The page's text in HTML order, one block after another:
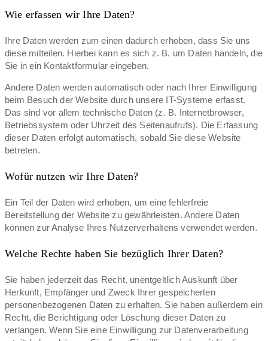
Wie erfassen wir Ihre Daten?
Ihre Daten werden zum einen dadurch erhoben, dass Sie uns
diese mitteilen. Hierbei kann es sich z. B. um Daten handeln, die
Sie in ein Kontaktformular eingeben.
Andere Daten werden automatisch oder nach Ihrer Einwilligung
beim Besuch der Website durch unsere IT-Systeme erfasst.
Das sind vor allem technische Daten (z. B. Internetbrowser,
Betriebssystem oder Uhrzeit des Seitenaufrufs). Die Erfassung
dieser Daten erfolgt automatisch, sobald Sie diese Website
betreten.
Wofür nutzen wir Ihre Daten?
Ein Teil der Daten wird erhoben, um eine fehlerfreie
Bereitstellung der Website zu gewährleisten. Andere Daten
können zur Analyse Ihres Nutzerverhaltens verwendet werden.
Welche Rechte haben Sie bezüglich Ihrer Daten?
Sie haben jederzeit das Recht, unentgeltlich Auskunft über
Herkunft, Empfänger und Zweck Ihrer gespeicherten
personenbezogenen Daten zu erhalten. Sie haben außerdem ein
Recht, die Berichtigung oder Löschung dieser Daten zu
verlangen. Wenn Sie eine Einwilligung zur Datenverarbeitung